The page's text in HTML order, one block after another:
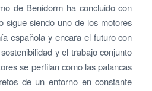
de Benidorm ha concluido con
sigue siendo uno de los motores
española y encara el futuro con
y el trabajo conjunto
se perfilan como las palancas
de un entorno en constante